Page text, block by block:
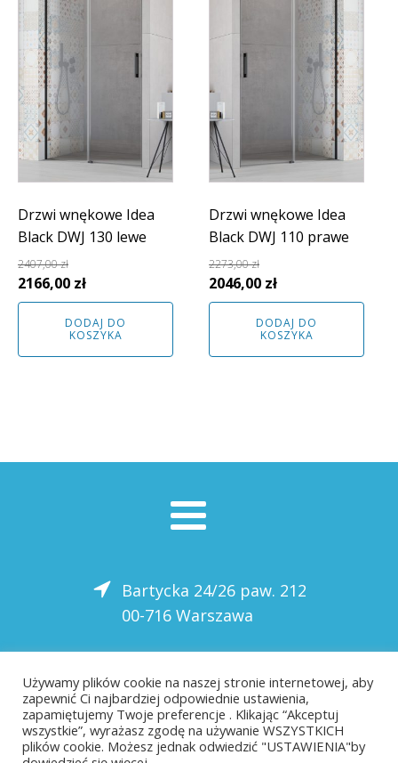
Drzwi wnękowe Idea
Black DWJ 130 lewe
2407,00zł
Pierwotna
cena
wynosiła:
2407,00 zł.
2166,00 złAktualna
cena
wynosi:
DODAJ DO
KOSZYKA
Drzwi wnękowe Idea
Black DWJ 110 prawe
2273,00zł
Pierwotna
cena
wynosiła:
2273,00 zł.
2046,00 złAktualna
cena
wynosi:
DODAJ DO
KOSZYKA
Bartycka 24/26 paw. 212
00-716 Warszawa
22 559-10-50
biuro@saloni.pl
Używamy plików cookie na naszej stronie internetowej, aby
zapewnić Ci najbardziej odpowiednie ustawienia,
zapamiętujemy Twoje preferencje . Klikając “Akceptuj
wszystkie”, wyrażasz zgodę na używanie WSZYSTKICH
plików cookie. Możesz jednak odwiedzić "USTAWIENIA"by